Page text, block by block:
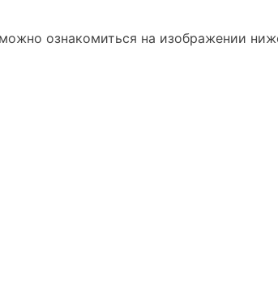
ознакомиться на изображении